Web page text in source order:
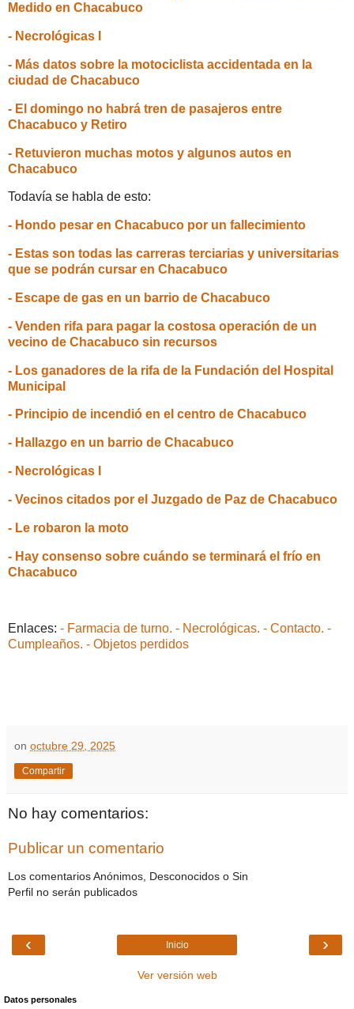
Medido en Chacabuco
- Necrológicas I
- Más datos sobre la motociclista accidentada en la
ciudad de Chacabuco
- El domingo no habrá tren de pasajeros entre
Chacabuco y Retiro
- Retuvieron muchas motos y algunos autos en
Chacabuco
Todavía se habla de esto:
- Hondo pesar en Chacabuco por un fallecimiento
- Estas son todas las carreras terciarias y universitarias
que se podrán cursar en Chacabuco
- Escape de gas en un barrio de Chacabuco
- Venden rifa para pagar la costosa operación de un
vecino de Chacabuco sin recursos
- Los ganadores de la rifa de la Fundación del Hospital
Municipal
- Principio de incendió en el centro de Chacabuco
- Hallazgo en un barrio de Chacabuco
- Necrológicas I
- Vecinos citados por el Juzgado de Paz de Chacabuco
- Le robaron la moto
- Hay consenso sobre cuándo se terminará el frío en
Chacabuco
Enlaces: - Farmacia de turno. - Necrológicas. - Contacto. -
Cumpleaños. - Objetos perdidos
on octubre 29, 2025
Compartir
No hay comentarios:
Publicar un comentario
Los comentarios Anónimos, Desconocidos o Sin
Perfil no serán publicados
‹ ›
Inicio
Ver versión web
Datos personales